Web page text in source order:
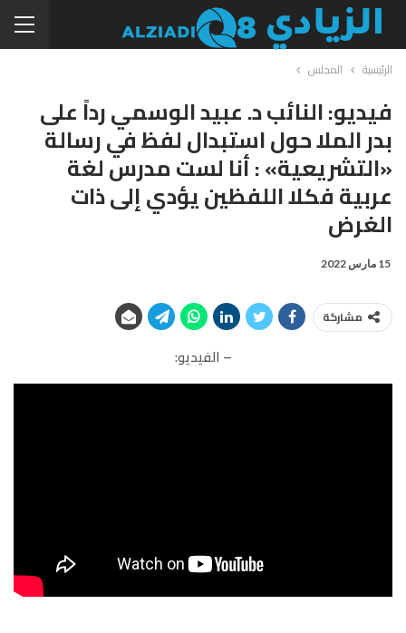
الرئيسية المجلس
فيديو: النائب د. عبيد الوسمي رداً على
بدر الملا حول استبدال لفظ في رسالة
«التشريعية» : أنا لست مدرس لغة
عربية فكلا اللفظين يؤدي إلى ذات
الغرض
15 مارس 2022
مشاركة
– الفيديو: